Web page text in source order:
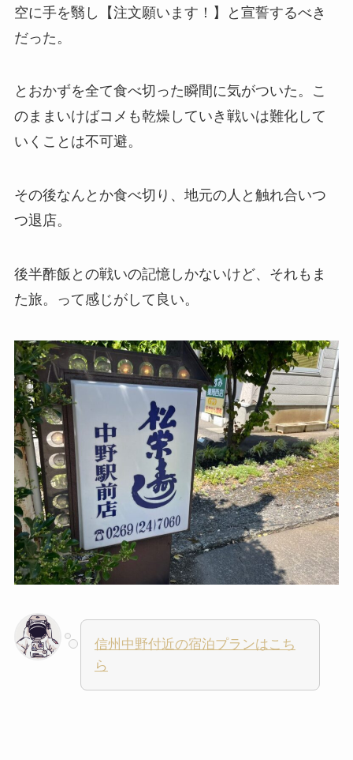
空に手を翳し【注文願います！】と宣誓するべき
だった。
とおかずを全て食べ切った瞬間に気がついた。こ
のままいけばコメも乾燥していき戦いは難化して
いくことは不可避。
その後なんとか食べ切り、地元の人と触れ合いつ
つ退店。
後半酢飯との戦いの記憶しかないけど、それもま
た旅。って感じがして良い。
信州中野付近の宿泊プランはこち
ら